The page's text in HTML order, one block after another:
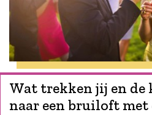
Wat trekken jij en de
naar een bruiloft met